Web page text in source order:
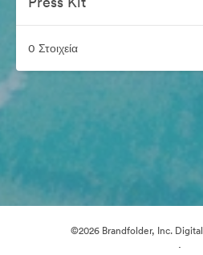
0 Στοιχεία
©2026 Brandfolder, Inc.
·